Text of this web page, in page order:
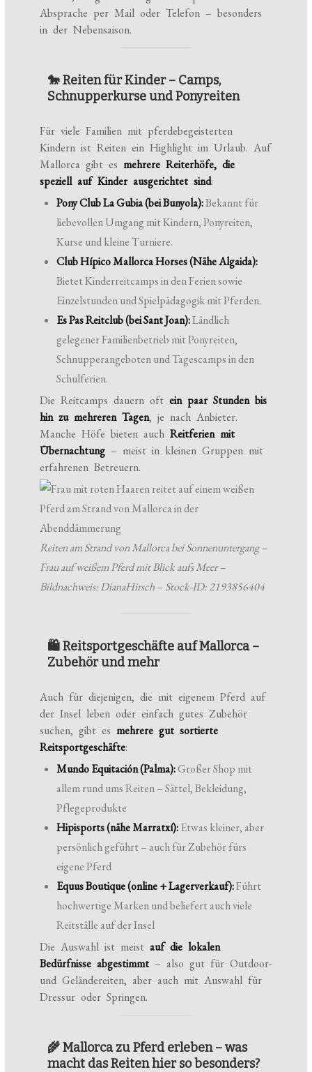
Absprache per Mail oder Telefon – besonders
in der Nebensaison.
🐎 Reiten für Kinder – Camps,
Schnupperkurse und Ponyreiten
Für viele Familien mit pferdebegeisterten
Kindern ist Reiten ein Highlight im Urlaub. Auf
Mallorca gibt esmehrere Reiterhöfe, die
speziell auf Kinder ausgerichtet sind:
Pony Club La Gubia (bei Bunyola):Bekannt für
liebevollen Umgang mit Kindern, Ponyreiten,
Kurse und kleine Turniere.
Club Hípico Mallorca Horses (Nähe Algaida):
Bietet Kinderreitcamps in den Ferien sowie
Einzelstunden und Spielpädagogik mit Pferden.
Es Pas Reitclub (bei Sant Joan):Ländlich
gelegener Familienbetrieb mit Ponyreiten,
Schnupperangeboten und Tagescamps in den
Schulferien.
Die Reitcamps dauern oftein paar Stunden bis
hin zu mehreren Tagen, je nach Anbieter.
Manche Höfe bieten auchReitferien mit
Übernachtung – meist in kleinen Gruppen mit
erfahrenen Betreuern.
Reiten am Strand von Mallorca bei Sonnenuntergang –
Frau auf weißem Pferd mit Blick aufs Meer –
Bildnachweis: DianaHirsch – Stock-ID: 2193856404
🛍️ Reitsportgeschäfte auf Mallorca –
Zubehör und mehr
Auch für diejenigen, die mit eigenem Pferd auf
der Insel leben oder einfach gutes Zubehör
suchen, gibt esmehrere gut sortierte
Reitsportgeschäfte:
Mundo Equitación (Palma):Großer Shop mit
allem rund ums Reiten – Sättel, Bekleidung,
Pflegeprodukte
Hipisports (nähe Marratxí):Etwas kleiner, aber
persönlich geführt – auch für Zubehör fürs
eigene Pferd
Equus Boutique (online + Lagerverkauf):Führt
hochwertige Marken und beliefert auch viele
Reitställe auf der Insel
Die Auswahl ist meistauf die lokalen
Bedürfnisse abgestimmt – also gut für Outdoor-
und Geländereiten, aber auch mit Auswahl für
Dressur oder Springen.
🌾 Mallorca zu Pferd erleben – was
macht das Reiten hier so besonders?